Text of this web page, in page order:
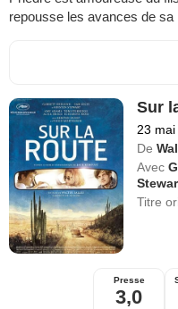
repousse les avances de sa
Sur
23
De
Avec
Titre
Presse
3,0